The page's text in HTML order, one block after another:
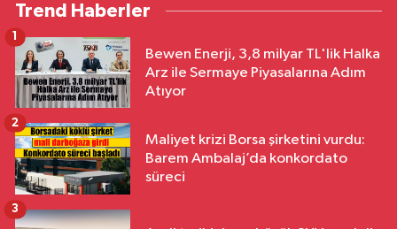
Trend Haberler
Bewen Enerji, 3,8 milyar TL'lik Halka
Arz ile Sermaye Piyasalarına Adım
Atıyor
1
Maliyet krizi Borsa şirketini vurdu:
Barem Ambalaj’da konkordato
süreci
2
3